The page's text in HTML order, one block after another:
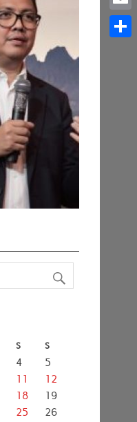
S S
4
5
11
12
18
19
25
26
Email